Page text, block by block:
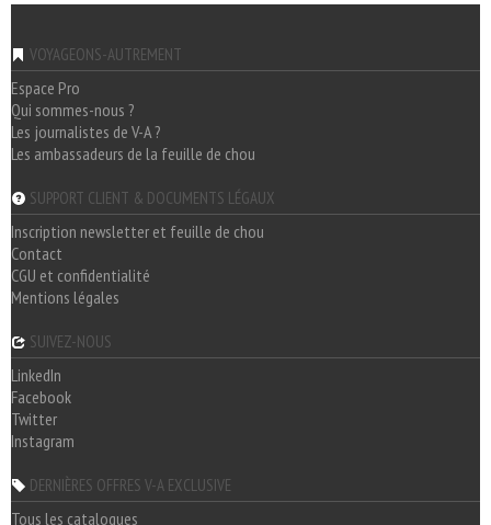
VOYAGEONS-AUTREMENT
Espace Pro
Qui sommes-nous ?
Les journalistes de V-A ?
Les ambassadeurs de la feuille de chou
SUPPORT CLIENT & DOCUMENTS LÉGAUX
Inscription newsletter et feuille de chou
Contact
CGU et confidentialité
Mentions légales
SUIVEZ-NOUS
LinkedIn
Facebook
Twitter
Instagram
DERNIÈRES OFFRES V-A EXCLUSIVE
Tous les catalogues